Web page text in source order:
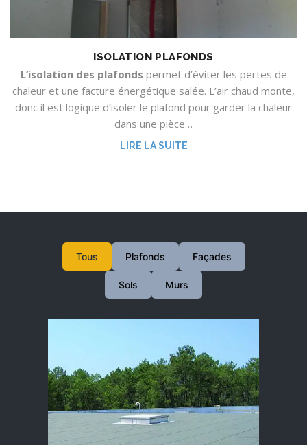
ISOLATION PLAFONDS
L’isolation des plafonds permet d’éviter les pertes de
chaleur et une facture énergétique salée. L’air chaud monte,
donc il est logique d’isoler le plafond pour garder la chaleur
dans une pièce…
LIRE LA SUITE
Tous Plafonds Façades
Sols Murs